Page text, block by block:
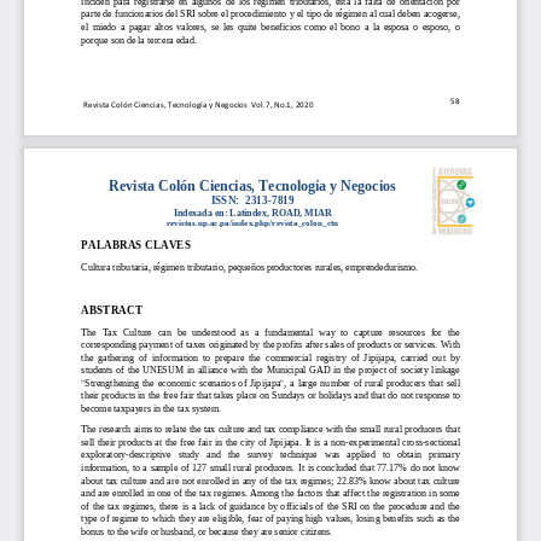
58
Revista Colón Ciencias, Tecnología y Negocios  Vol.7, No.1, 2020
parte de funcionarios del SRI sobre el procedimiento y el tipo de régimen al cual deben acogerse,
el  miedo  a  pagar  altos  valores
se  les  quite  beneficios  como  el  bono  a  la  esposa  o  esposo,
o
porque son de la tercera edad.
Revista Colón Ciencias, Tecnología y Negocios
ISSN:  2313-7819
Indexada en: Latindex, ROAD, MIAR
revistas.up.ac.pa/index.php/revista_colon_ctn
PALABRAS CLAVES
Cultura tributaria, régimen tributario, pequeños productores rurales, emprendedurismo.
ABSTRACT
The  Tax  Culture  can  be  understood  as  a  fundamental  way  to  capture  resources  for  the
corresponding payment of taxes originated by the profits after sales of products or services. With
the  gathering  of  information  to  prepare  the  commercial registry of  Jipijapa,  carried  out  by
students  of  the  UNESUM  in alliance with  the  Municipal  GAD  in  the  project  of society linkage
"Strengthening  the  economic  scenarios  of  Jipijapa", a  large  number  of  rural  producers  that  sell
their products in the free fair that takes place on Sundays or holidays and that do not response to
become taxpayers in the tax system.
The research aims to relate the tax culture and tax compliance with the small rural producers that
sell  their  products  at  the  free  fair  in  the  city  of  Jipijapa.  It  is  a  non-experimental  cross-sectional
exploratory-descriptive   study   and   the   survey   technique   was   applied   to   obtain   primary
information, to a sample of 127 small rural producers.  It is concluded that 77.17% do not know
about tax culture and are not enrolled in any of the tax regimes; 22.83% know about tax culture
and are enrolled in one of the tax regimes. Among the factors that affect the registration in some
of  the  tax  regimes,  there  is  a  lack  of  guidance  by  officials  of  the  SRI  on  the  procedure  and  the
type of regime to which they are eligible, fear of paying high values losing benefits such as the
bonus to the wife or husband, or because they are senior citizens.